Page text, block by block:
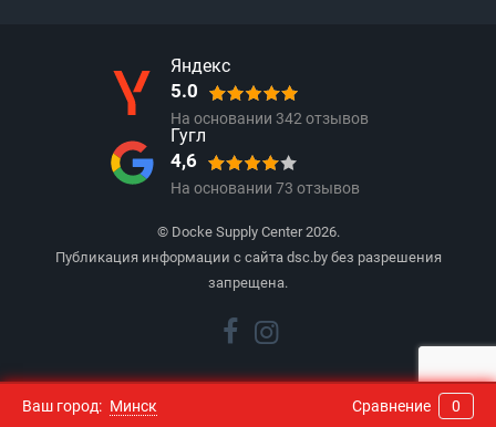
Яндекс
5.0
На основании 342отзывов
Гугл
4,6
На основании 73 отзывов
© Docke Supply Center 2026.
Публикация информации с сайта dsc.by без разрешения
запрещена.
Ваш город: Минск Сравнение 0